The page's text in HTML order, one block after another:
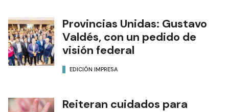
Provincias Unidas: Gustavo
Valdés, con un pedido de
visión federal
EDICIÓN IMPRESA
Reiteran cuidados para